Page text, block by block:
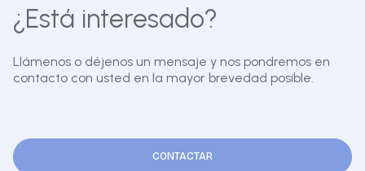
¿Está interesado?
Llámenos o déjenos un mensaje y nos pondremos en
contacto con usted en la mayor brevedad posible.
CONTACTAR